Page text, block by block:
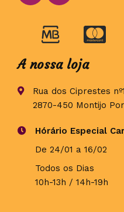
A nossa loja
Rua dos Ciprestes
2870-450 Montijo
Hórário Especial
De 24/01 a 16/02
Todos os Dias
10h-13h / 14h-19h